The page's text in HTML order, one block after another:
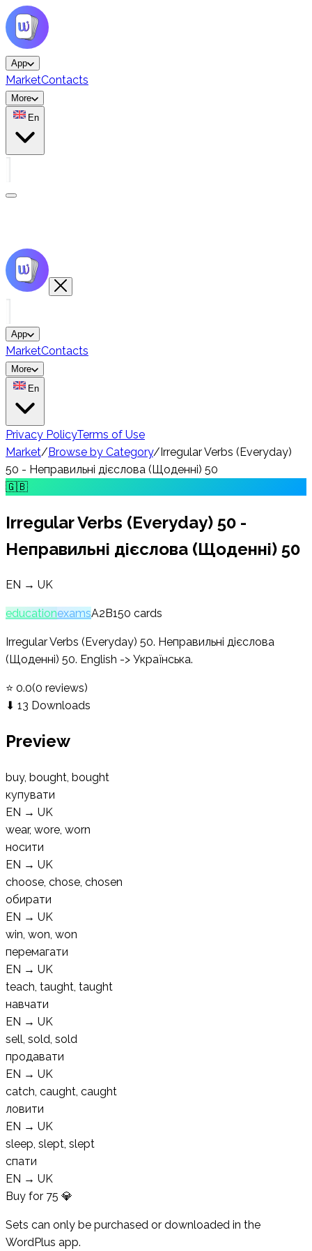
App
MarketContacts
More
En
App
MarketContacts
More
En
Privacy PolicyTerms of Use
Market/Browse by Category/Irregular Verbs (Everyday)
50 - Неправильні дієслова (Щоденні) 50
🇬🇧
Irregular Verbs (Everyday) 50 -
Неправильні дієслова (Щоденні) 50
EN → UK
educationexamsA2 B150 cards
Irregular Verbs (Everyday) 50. Неправильні дієслова
(Щоденні) 50. English -> Українська.
⭐ 0.0(0 reviews)
⬇ 13 Downloads
Preview
buy, bought, bought
купувати
EN → UK
wear, wore, worn
носити
EN → UK
choose, chose, chosen
обирати
EN → UK
win, won, won
перемагати
EN → UK
teach, taught, taught
навчати
EN → UK
sell, sold, sold
продавати
EN → UK
catch, caught, caught
ловити
EN → UK
sleep, slept, slept
спати
EN → UK
Buy for 75 💎
Sets can only be purchased or downloaded in the
WordPlus app.